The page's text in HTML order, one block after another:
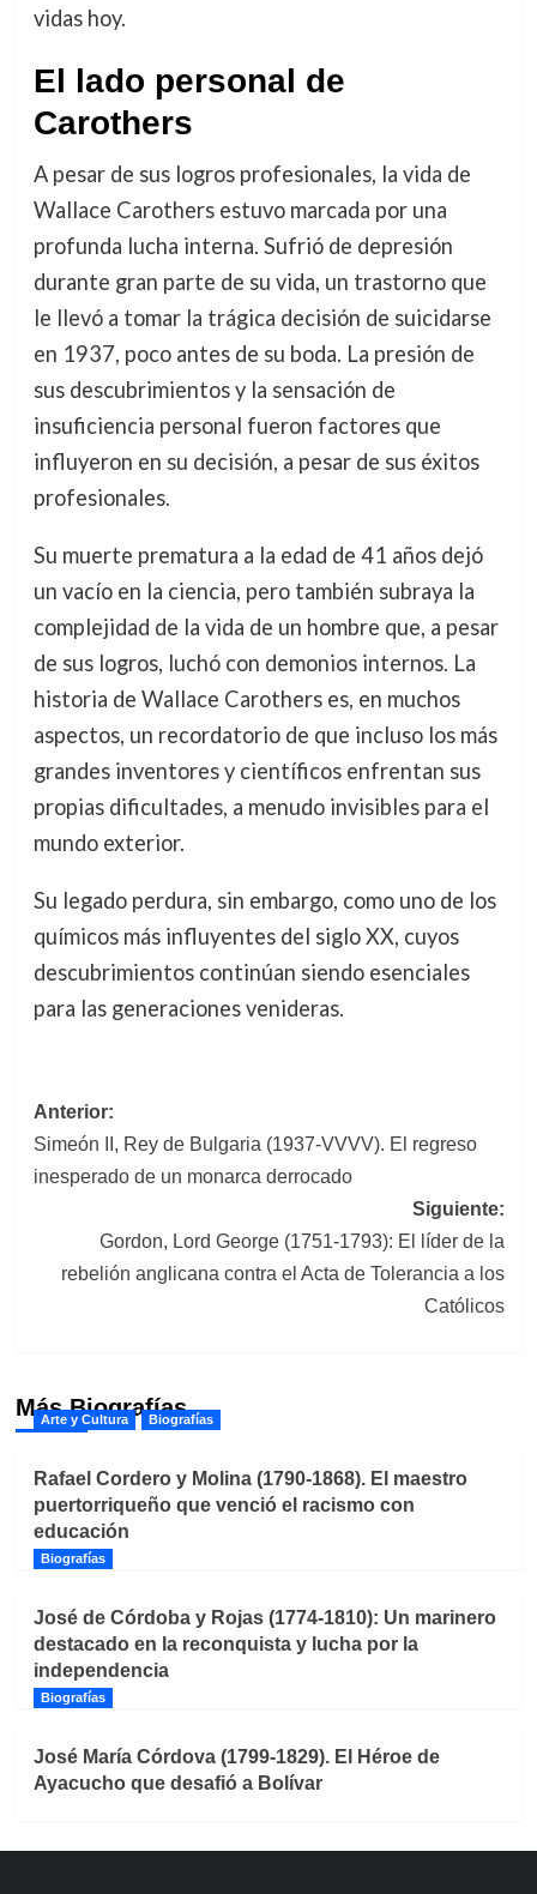
vidas hoy.
El lado personal de
Carothers
A pesar de sus logros profesionales, la vida de
Wallace Carothers estuvo marcada por una
profunda lucha interna. Sufrió de depresión
durante gran parte de su vida, un trastorno que
le llevó a tomar la trágica decisión de suicidarse
en 1937, poco antes de su boda. La presión de
sus descubrimientos y la sensación de
insuficiencia personal fueron factores que
influyeron en su decisión, a pesar de sus éxitos
profesionales.
Su muerte prematura a la edad de 41 años dejó
un vacío en la ciencia, pero también subraya la
complejidad de la vida de un hombre que, a pesar
de sus logros, luchó con demonios internos. La
historia de Wallace Carothers es, en muchos
aspectos, un recordatorio de que incluso los más
grandes inventores y científicos enfrentan sus
propias dificultades, a menudo invisibles para el
mundo exterior.
Su legado perdura, sin embargo, como uno de los
químicos más influyentes del siglo XX, cuyos
descubrimientos continúan siendo esenciales
para las generaciones venideras.
Navegación
de
entradas
Anterior:
Simeón II, Rey de Bulgaria (1937-VVVV). El regreso
inesperado de un monarca derrocado
Siguiente:
Gordon, Lord George (1751-1793): El líder de la
rebelión anglicana contra el Acta de Tolerancia a los
Católicos
Más Biografías
Arte y Cultura Biografías
Rafael Cordero y Molina (1790-1868). El maestro
puertorriqueño que venció el racismo con
educación
Biografías
José de Córdoba y Rojas (1774-1810): Un marinero
destacado en la reconquista y lucha por la
independencia
Biografías
José María Córdova (1799-1829). El Héroe de
Ayacucho que desafió a Bolívar